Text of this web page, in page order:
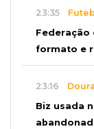
23:35
Federação
formato e
23:16
Biz usada